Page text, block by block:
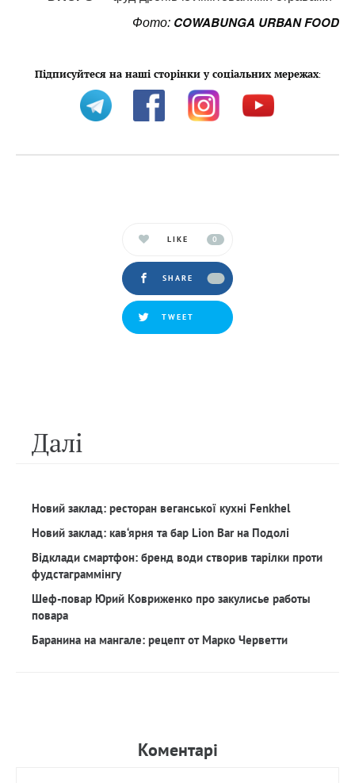
Фото: COWABUNGA URBAN FOOD
Підписуйтеся на наші сторінки у соціальних мережах:
LIKE 0
SHARE
TWEET
Далi
Новий заклад: ресторан веганської кухні Fenkhel
Новий заклад: кав‘ярня та бар Lion Bar на Подолі
Відклади смартфон: бренд води створив тарілки проти
фудстаграммінгу
Шеф-повар Юрий Ковриженко про закулисье работы
повара
Баранина на мангале: рецепт от Марко Черветти
Коментарi